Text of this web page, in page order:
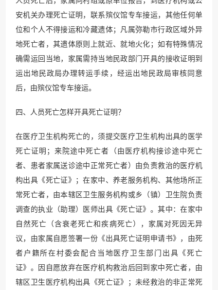
安机关办理死亡证明，联系殡仪馆专车接运，其他任何单
位和个人不得接运和冷藏遗体；凡属弥勒市行政区域外异
地死亡者，其遗体原则上就近、就地火化；如有特殊情况
确需运回当地，家属需持当地民政部门开具的接收证明到
运出地民政局办理转运手续，经运出地民政局审核同意
后，由殡仪馆专车接运。
四、人员死亡怎样开具死亡证明？
在医疗卫生机构死亡的，须提交医疗卫生机构出具的医学
死亡证明；来院途中死亡者（由医疗机构接诊途中死亡
者、患者家属送诊途中正常死亡者）由负责救治的医疗机
构出具《死亡证》；在家中、养老服务机构、其他场所正
常死亡者，由本辖区卫生服务机构或乡（镇）卫生院负责
调查的执业（助理）医师出具《死亡证》。其中：在家中
自然死亡（含衰老死亡和疾病死亡），家属对死因无异
议，由家属自愿签署一份《出具死亡证明申请书》，由死
者户籍所在村委会配合当地医疗卫生部门出具《死亡
证》。因自愿放弃在医疗机构救治后回到家中死亡者，由
辖区卫生医疗机构出具《死亡证》；未经救治的非正常死